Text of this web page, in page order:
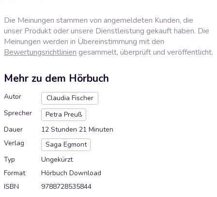
Die Meinungen stammen von angemeldeten Kunden, die
unser Produkt oder unsere Dienstleistung gekauft haben. Die
Meinungen werden in Übereinstimmung mit den
Bewertungsrichtlinien gesammelt, überprüft und veröffentlicht.
Mehr zu dem Hörbuch
Autor
Claudia Fischer
Sprecher
Petra Preuß
Dauer
12 Stunden 21 Minuten
Verlag
Saga Egmont
Typ
Ungekürzt
Format
Hörbuch Download
ISBN
9788728535844